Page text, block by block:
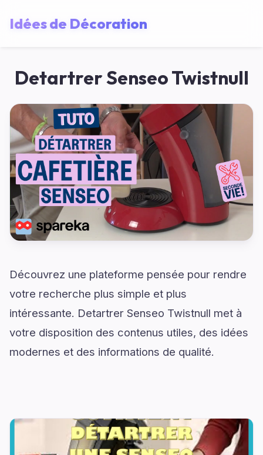
Idées de Décoration
Detartrer Senseo Twistnull
Découvrez une plateforme pensée pour rendre
votre recherche plus simple et plus
intéressante. Detartrer Senseo Twistnull met à
votre disposition des contenus utiles, des idées
modernes et des informations de qualité.